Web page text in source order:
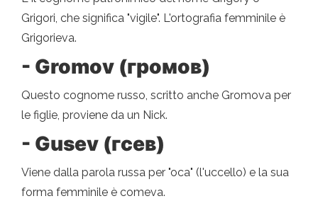
Grigori, che significa "vigile". L'ortografia femminile è
Grigorieva.
- Gromov (громов)
Questo cognome russo, scritto anche Gromova per
le figlie, proviene da un Nick.
- Gusev (гсев)
Viene dalla parola russa per "oca" (l'uccello) e la sua
forma femminile è comeva.